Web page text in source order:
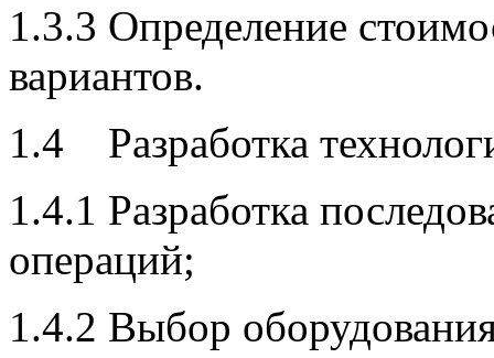
1.3.3 Определение
вариантов.
1.4 Разработка
1.4.1 Разработка
операций;
1.4.2 Выбор